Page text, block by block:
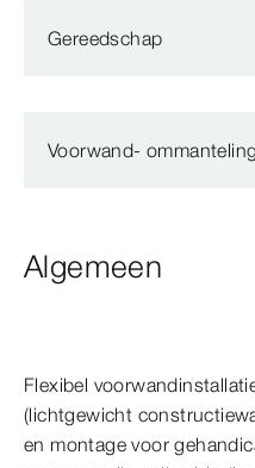
Gereedschap
Voorwand-
Algemeen
Flexibel
(lichtgewicht
en montage voor